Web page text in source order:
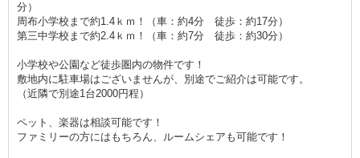
分）
周布小学校まで約1.4ｋｍ！（車：約4分 徒歩：約17分）
第三中学校まで約2.4ｋｍ！（車：約7分 徒歩：約30分）
小学校や公園など徒歩圏内の物件です！
敷地内に駐車場はございませんが、別途でご紹介は可能です。
（近隣で別途1台2000円程）
ペット、楽器は相談可能です！
ファミリーの方にはもちろん、ルームシェアも可能です！